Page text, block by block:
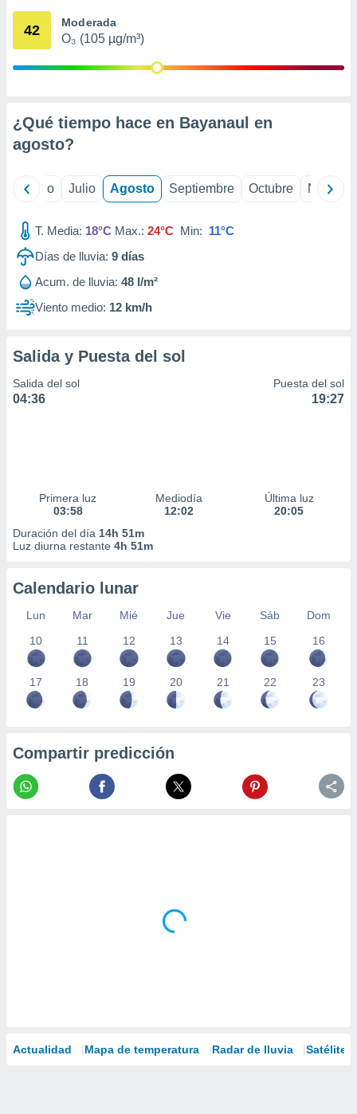
mediante
publicidad
1199
42 Moderada
O₃ (105 µg/m³)
¿Qué tiempo hace en Bayanaul en
agosto?
Junio Julio Agosto Septiembre Octubre
T. Media: 18°C Max.: 24°C Min: 11°C
Días de lluvia: 9 días
Acum. de lluvia: 48 l/m²
Viento medio: 12 km/h
Salida y Puesta del sol
Salida del sol
04:36
Puesta del sol
19:27
Primera luz
03:58
Mediodía
12:02
Última luz
20:05
Duración del día 14h 51m
Luz diurna restante 4h 51m
Calendario lunar
Lun Mar Mié Jue Vie Sáb
Dom
10
11 12 13 14 15 16
17 18 19 20 21 22 23
Compartir predicción
Actualidad Mapa de temperatura Radar de lluvia Satélites